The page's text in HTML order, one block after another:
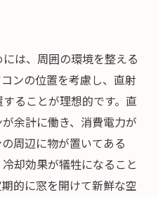
は、周囲の環境を整える
ンの位置を考慮し、直射
ることが理想的です。直
余計に働き、消費電力が
周辺に物が置いてある
却効果が犠牲になること
的に窓を開けて新鮮な空